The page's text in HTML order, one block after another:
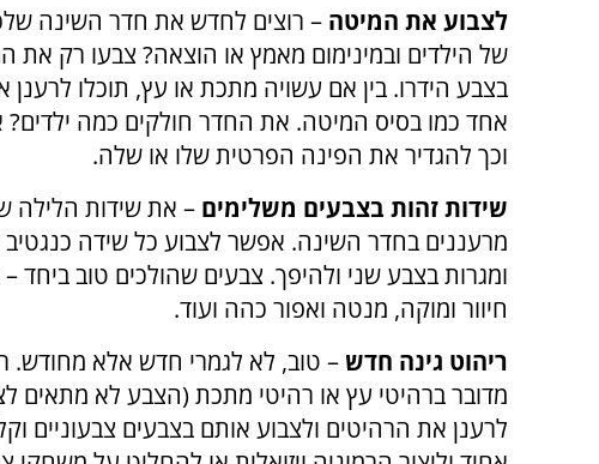
לצבוע את המיטה – רוצים לחדש את חדר השינה
של הילדים ובמינימום מאמץ או הוצאה? צבעו רק את
בצבע הידרו. בין אם עשויה מתכת או עץ, תוכלו
אחד כמו בסיס המיטה. את החדר חולקים כמה
וכך להגדיר את הפינה הפרטית שלו או שלה.
שידות זהות בצבעים משלימים – את שידות הלילה
מרעננים בחדר השינה. אפשר לצבוע כל שידה
ומגרות בצבע שני ולהיפך. צבעים שהולכים טוב ביחד
חיוור ומוקה, מנטה ואפור כהה ועוד.
ריהוט גינה חדש – טוב, לא לגמרי חדש אלא מחודש.
מדובר ברהיטי עץ או רהיטי מתכת (הצבע לא מתאים
לרענן את הרהיטים ולצבוע אותם בצבעים צבעוניים